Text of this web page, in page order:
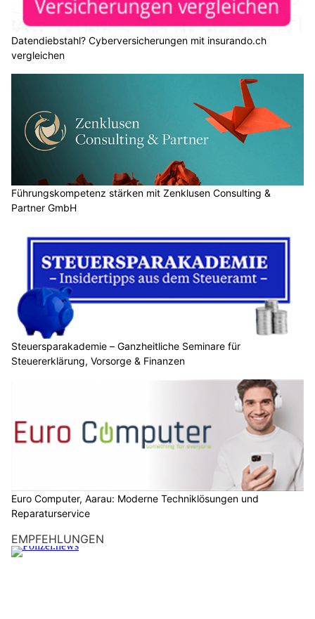
Datendiebstahl? Cyberversicherungen mit insurando.ch
vergleichen
Führungskompetenz stärken mit Zenklusen Consulting &
Partner GmbH
Steuersparakademie – Ganzheitliche Seminare für
Steuererklärung, Vorsorge & Finanzen
Euro Computer, Aarau: Moderne Techniklösungen und
Reparaturservice
EMPFEHLUNGEN